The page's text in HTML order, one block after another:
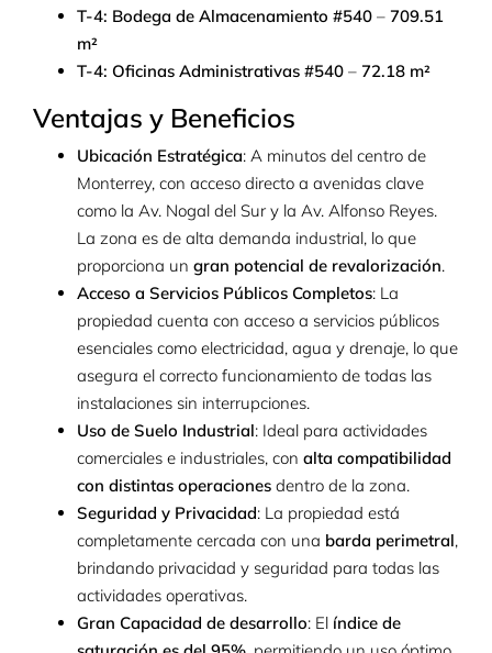
T-4: Bodega de Almacenamiento #540 – 709.51
m²
T-4: Oficinas Administrativas #540 – 72.18 m²
Ventajas y Beneficios
Ubicación Estratégica: A minutos del centro de
Monterrey, con acceso directo a avenidas clave
como la Av. Nogal del Sur y la Av. Alfonso Reyes.
La zona es de alta demanda industrial, lo que
proporciona un gran potencial de revalorización.
Acceso a Servicios Públicos Completos: La
propiedad cuenta con acceso a servicios públicos
esenciales como electricidad, agua y drenaje, lo que
asegura el correcto funcionamiento de todas las
instalaciones sin interrupciones.
Uso de Suelo Industrial: Ideal para actividades
comerciales e industriales, con alta compatibilidad
con distintas operaciones dentro de la zona.
Seguridad y Privacidad: La propiedad está
completamente cercada con una barda perimetral,
brindando privacidad y seguridad para todas las
actividades operativas.
Gran Capacidad de desarrollo: El índice de